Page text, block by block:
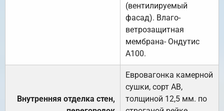
(вентилируемый
фасад). Влаго-
ветрозащитная
мембрана- Ондутис
А100.
Внутренняя отделка стен,
Евровагонка камерной
сушки, сорт АВ,
толщиной 12,5 мм. по